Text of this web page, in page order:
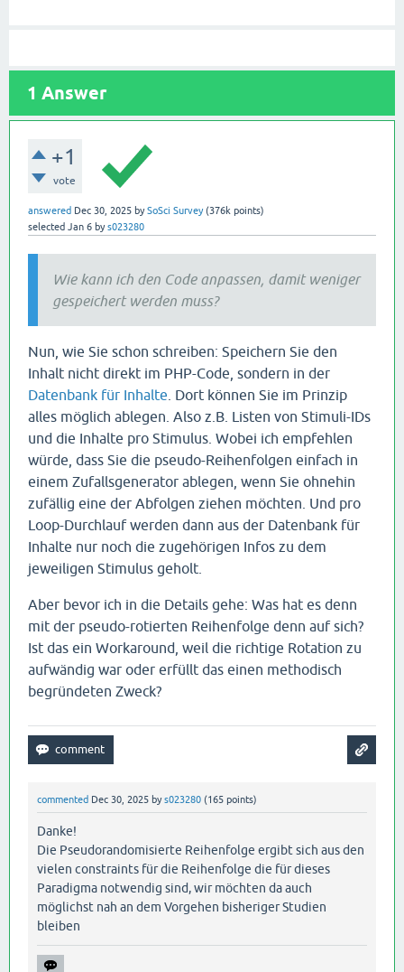
1 Answer
+1
vote
answered Dec 30, 2025 bySoSci Survey (376k points)
selected Jan 6 bys023280
Wie kann ich den Code anpassen, damit weniger
gespeichert werden muss?
Nun, wie Sie schon schreiben: Speichern Sie den
Inhalt nicht direkt im PHP-Code, sondern in der
Datenbank für Inhalte . Dort können Sie im Prinzip
alles möglich ablegen. Also z.B. Listen von Stimuli-IDs
und die Inhalte pro Stimulus. Wobei ich empfehlen
würde, dass Sie die pseudo-Reihenfolgen einfach in
einem Zufallsgenerator ablegen, wenn Sie ohnehin
zufällig eine der Abfolgen ziehen möchten. Und pro
Loop-Durchlauf werden dann aus der Datenbank für
Inhalte nur noch die zugehörigen Infos zu dem
jeweiligen Stimulus geholt.
Aber bevor ich in die Details gehe: Was hat es denn
mit der pseudo-rotierten Reihenfolge denn auf sich?
Ist das ein Workaround, weil die richtige Rotation zu
aufwändig war oder erfüllt das einen methodisch
begründeten Zweck?
commented Dec 30, 2025 bys023280 (165 points)
Danke!
Die Pseudorandomisierte Reihenfolge ergibt sich aus den
vielen constraints für die Reihenfolge die für dieses
Paradigma notwendig sind, wir möchten da auch
möglichst nah an dem Vorgehen bisheriger Studien
bleiben